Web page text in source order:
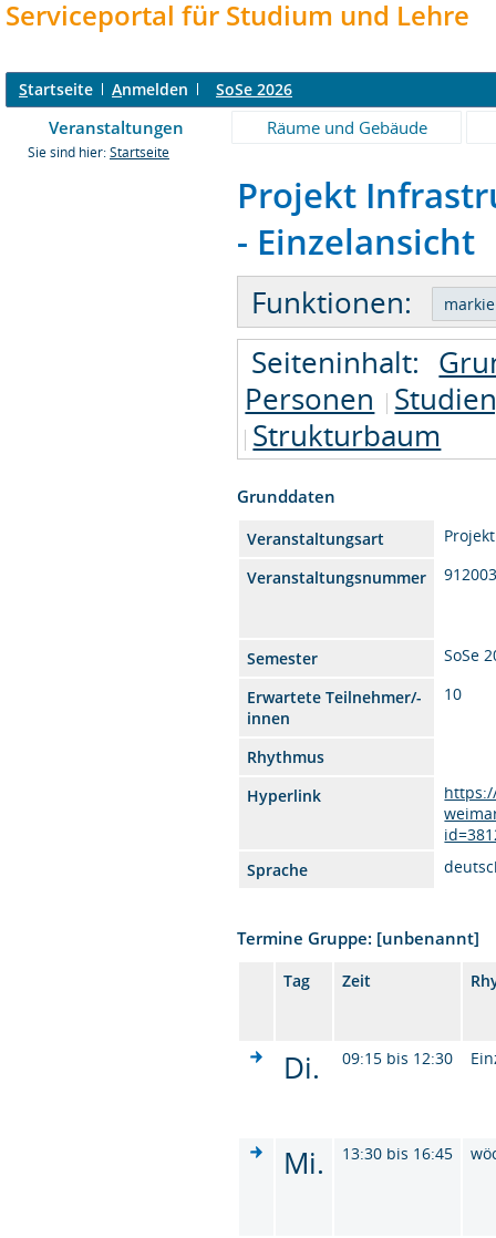
Serviceportal für Studium und Lehre
Startseite Anmelden SoSe 2026
Veranstaltungen Räume und Gebäude
Sie sind hier: Startseite
Projekt
- Einzelansicht
Funktionen:
Seiteninhalt:
Personen
Strukturbaum
Grunddaten
Veranstaltungsart
Projekt
Veranstaltungsnummer
Semester
SoSe
Erwartete Teilnehmer/-
innen
10
Rhythmus
Hyperlink
Sprache
Termine Gruppe: [unbenannt]
Tag Zeit
Di. 09:15 bis 12:30
Mi. 13:30 bis 16:45